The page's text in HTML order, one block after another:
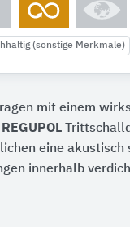
(sonstige Merkmale)
mit einem
REGUPOL
eine
innerhalb